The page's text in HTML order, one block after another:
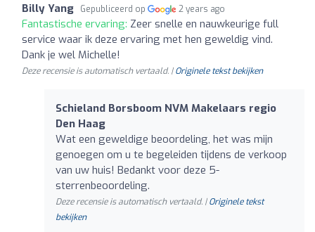
Billy Yang Gepubliceerd op 2 years ago
Fantastische ervaring: Zeer snelle en nauwkeurige full
service waar ik deze ervaring met hen geweldig vind.
Dank je wel Michelle!
Deze recensie is automatisch vertaald. |Originele tekst bekijken
Schieland Borsboom NVM Makelaars regio
Den Haag
Wat een geweldige beoordeling, het was mijn
genoegen om u te begeleiden tijdens de verkoop
van uw huis! Bedankt voor deze 5-
sterrenbeoordeling.
Deze recensie is automatisch vertaald. |Originele tekst
bekijken